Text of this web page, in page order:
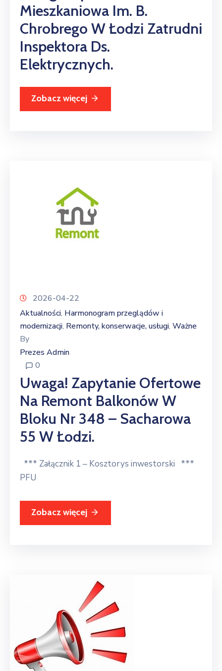
Mieszkaniowa Im. B.
Chrobrego W Łodzi Zatrudni
Inspektora Ds.
Elektrycznych.
Zobacz więcej
2026-04-22
Aktualności‚ Harmonogram przeglądów i
modernizacji‚ Remonty, konserwacje, usługi‚ Ważne
By
Prezes Admin
0
Uwaga! Zapytanie Ofertowe
Na Remont Balkonów W
Bloku Nr 348 – Sacharowa
55 W Łodzi.
*** Załącznik 1 – Kosztorys inwestorski ***
PFU
Zobacz więcej